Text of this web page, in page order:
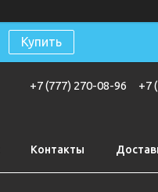
Купить
+7 (777) 270-08-96 +7
Контакты